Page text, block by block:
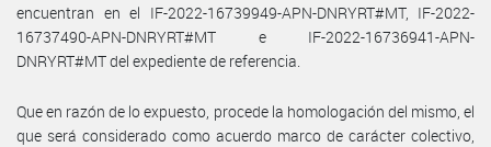
encuentran en el IF-2022-16739949-APN-DNRYRT#MT, IF-2022-
16737490-APN-DNRYRT#MT e IF-2022-16736941-APN-
DNRYRT#MT del expediente de referencia.
Que en razón de lo expuesto, procede la homologación del mismo, el
que será considerado como acuerdo marco de carácter colectivo,